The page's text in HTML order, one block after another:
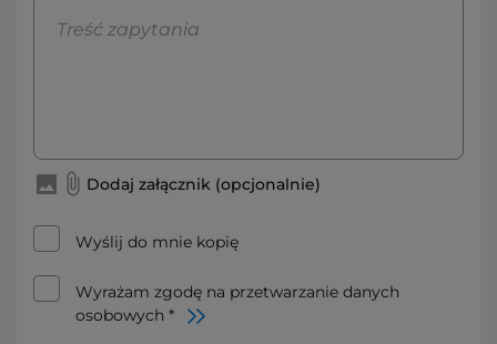
Dodaj załącznik (opcjonalnie)
Wyślij do mnie kopię
Wyrażam zgodę na przetwarzanie danych
osobowych *